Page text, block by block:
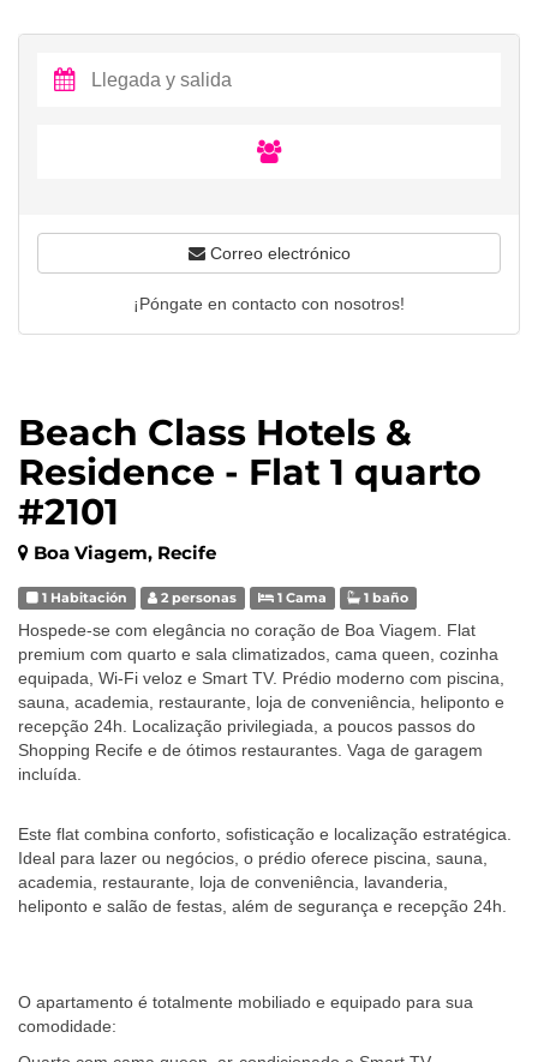
Beach Class Hotels &
Residence - Flat 1 quarto
#2101
Boa Viagem, Recife
1 Habitación 2 personas 1 Cama 1 baño
Hospede-se com elegância no coração de Boa Viagem. Flat
premium com quarto e sala climatizados, cama queen, cozinha
equipada, Wi-Fi veloz e Smart TV. Prédio moderno com piscina,
sauna, academia, restaurante, loja de conveniência, heliponto e
recepção 24h. Localização privilegiada, a poucos passos do
Shopping Recife e de ótimos restaurantes. Vaga de garagem
incluída.
Este flat combina conforto, sofisticação e localização estratégica.
Ideal para lazer ou negócios, o prédio oferece piscina, sauna,
academia, restaurante, loja de conveniência, lavanderia,
heliponto e salão de festas, além de segurança e recepção 24h.
O apartamento é totalmente mobiliado e equipado para sua
comodidade:
Correo electrónico
¡Póngate en contacto con nosotros!